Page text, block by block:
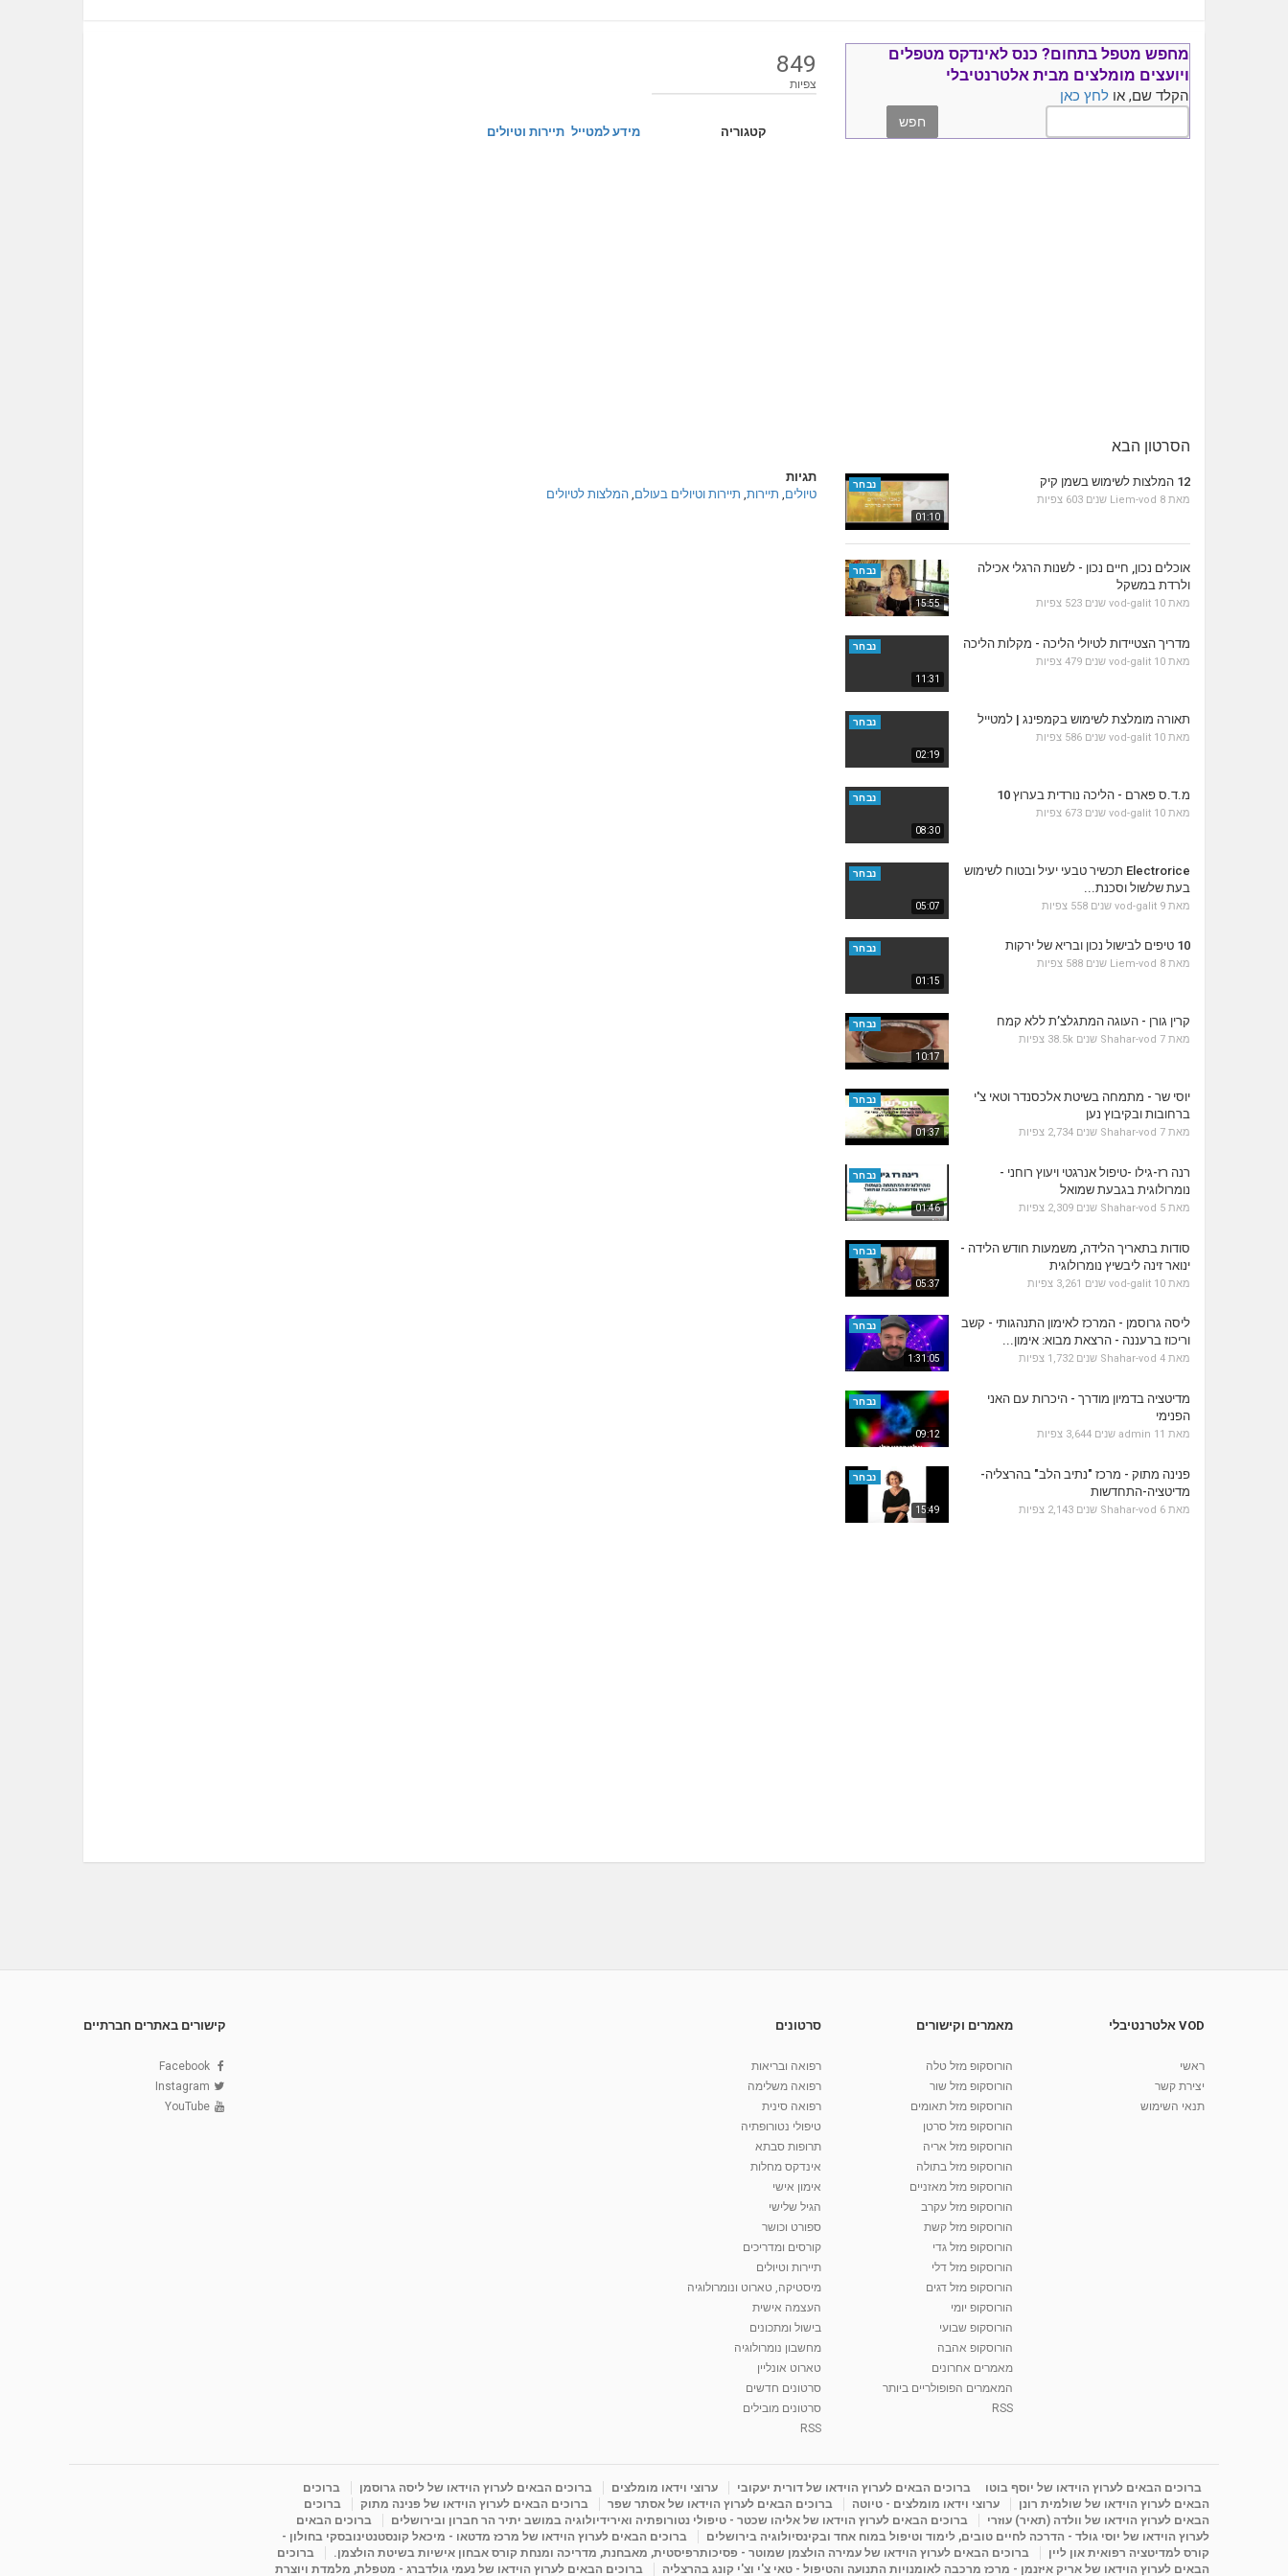
849
צפיות
קטגוריה מידע למטייל תיירות וטיולים
תגיות
טיולים, תיירות, תיירות וטיולים בעולם, המלצות לטיולים
מחפש מטפל בתחום? כנס לאינדקס מטפלים
ויועצים מומלצים מבית אלטרנטיבלי
הקלד שם, או לחץ כאן
הסרטון הבא
01:10
נבחר 12 המלצות לשימוש בשמן קיק
מאת Liem-vod 8 שנים 603 צפיות
15:55
נבחר
אוכלים נכון, חיים נכון - לשנות הרגלי אכילה
ולרדת במשקל
מאת vod-galit 10 שנים 523 צפיות
11:31
נבחר מדריך הצטיידות לטיולי הליכה - מקלות הליכה
מאת vod-galit 10 שנים 479 צפיות
02:19
נבחר תאורה מומלצת לשימוש בקמפינג | למטייל
מאת vod-galit 10 שנים 586 צפיות
08:30
נבחר מ.ד.ס פארם - הליכה נורדית בערוץ 10
מאת vod-galit 10 שנים 673 צפיות
05:07
נבחר
Electrorice תכשיר טבעי יעיל ובטוח לשימוש
בעת שלשול וסכנת...
מאת vod-galit 9 שנים 558 צפיות
01:15
נבחר 10 טיפים לבישול נכון ובריא של ירקות
מאת Liem-vod 8 שנים 588 צפיות
10:17
נבחר קרין גורן - העוגה המתגלצ’ת ללא קמח
מאת Shahar-vod 7 שנים 38.5k צפיות
01:37
נבחר
יוסי שר - מתמחה בשיטת אלכסנדר וטאי צ'י
ברחובות ובקיבוץ נען
מאת Shahar-vod 7 שנים 2,734 צפיות
01:46
נבחר
רנה רז-גילו -טיפול אנרגטי ויעוץ רוחני -
נומרולוגית בגבעת שמואל
מאת Shahar-vod 5 שנים 2,309 צפיות
05:37
נבחר
סודות בתאריך הלידה, משמעות חודש הלידה -
ינואר זינה ליבשיץ נומרולוגית
מאת vod-galit 10 שנים 3,261 צפיות
1:31:05
נבחר
ליסה גרוסמן - המרכז לאימון התנהגותי - קשב
וריכוז ברעננה - הרצאת מבוא: אימון...
מאת Shahar-vod 4 שנים 1,732 צפיות
09:12
נבחר
מדיטציה בדמיון מודרך - היכרות עם האני
הפנימי
מאת admin 11 שנים 3,644 צפיות
15:49
נבחר
פנינה מתוק - מרכז "נתיב הלב" בהרצליה-
מדיטציה-התחדשות
מאת Shahar-vod 6 שנים 2,143 צפיות
VOD אלטרנטיבלי
ראשי
יצירת קשר
תנאי השימוש
מאמרים וקישורים
הורוסקופ מזל טלה
הורוסקופ מזל שור
הורוסקופ מזל תאומים
הורוסקופ מזל סרטן
הורוסקופ מזל אריה
הורוסקופ מזל בתולה
הורוסקופ מזל מאזניים
הורוסקופ מזל עקרב
הורוסקופ מזל קשת
הורוסקופ מזל גדי
הורוסקופ מזל דלי
הורוסקופ מזל דגים
הורוסקופ יומי
הורוסקופ שבועי
הורוסקופ אהבה
מאמרים אחרונים
המאמרים הפופולריים ביותר
RSS
סרטונים
רפואה ובריאות
רפואה משלימה
רפואה סינית
טיפולי נטורופתיה
תרופות סבתא
אינדקס מחלות
אימון אישי
הגיל שלישי
ספורט וכושר
קורסים ומדריכים
תיירות וטיולים
מיסטיקה, טארוט ונומרולוגיה
העצמה אישית
בישול ומתכונים
מחשבון נומרולוגיה
טארוט אונליין
סרטונים חדשים
סרטונים מובילים
RSS
קישורים באתרים חברתיים
Facebook
Instagram
YouTube
ברוכים הבאים לערוץ הוידאו של יוסף בוטו ברוכים הבאים לערוץ הוידאו של דורית יעקובי ערוצי וידאו מומלצים ברוכים הבאים לערוץ הוידאו של ליסה גרוסמן
ברוכים
הבאים לערוץ הוידאו של שולמית רונן
ערוצי וידאו מומלצים - טיוטה ברוכים הבאים לערוץ הוידאו של אסתר שפר ברוכים הבאים לערוץ הוידאו של פנינה מתוק
ברוכים
הבאים לערוץ הוידאו של וולדה (תאיר) עוזרי
ברוכים הבאים לערוץ הוידאו של אליהו שכטר - טיפולי נטורופתיה ואירידיולוגיה במושב יתיר הר חברון ובירושלים
ברוכים הבאים
לערוץ הוידאו של יוסי גולד - הדרכה לחיים טובים, לימוד וטיפול במוח אחד ובקינסיולוגיה בירושלים
ברוכים הבאים לערוץ הוידאו של מרכז מדטאו - מיכאל קונסטנטינובסקי בחולון -
קורס למדיטציה רפואית און ליין
ברוכים הבאים לערוץ הוידאו של עמירה הולצמן שמוטר - פסיכותרפיסטית, מאבחנת, מדריכה ומנחת קורס אבחון אישיות בשיטת הולצמן.
ברוכים
הבאים לערוץ הוידאו של אריק איזנמן - מרכז מרכבה לאומנויות התנועה והטיפול - טאי צ'י וצ'י קונג בהרצליה
ברוכים הבאים לערוץ הוידאו של נעמי גולדברג - מטפלת, מלמדת ויוצרת